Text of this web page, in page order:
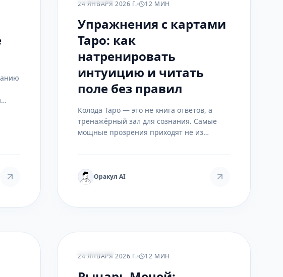
24 ЯНВАРЯ 2026 Г. 12 МИН
Упражнения с картами
Таро: как
натренировать
интуицию и читать
поле без правил
Колода Таро — это не книга ответов, а
тренажёрный зал для сознания. Самые
мощные прозрения приходят не из
Оракул AI
24 ЯНВАРЯ 2026 Г. 12 МИН